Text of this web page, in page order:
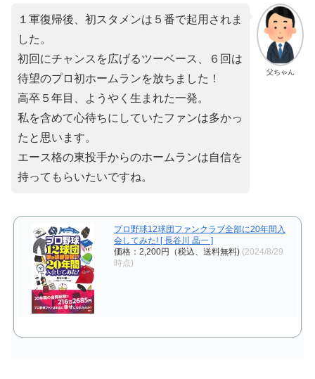
父ちゃん
１軍復帰後、初スタメンは５番で起用されま
した。
初回にチャンスを広げるツーベース、６回は
待望のプロ初ホームランを放ちました！
高卒５年目、ようやく生まれた一発。
私を含めて心待ちにしていたファンは多かっ
たと思います。
エース格の東投手からのホームランは自信を
持ってもらいたいですね。
プロ野球12球団ファンクラブ全部に20年間入
会してみた! [ 長谷川 晶一 ]
価格：2,200円（税込、送料無料) (2024/8/29
時点)